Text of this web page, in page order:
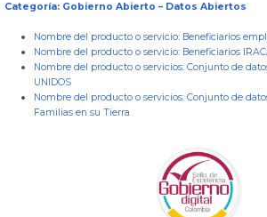
Categoría: Gobierno Abierto – Datos Abiertos
Nombre del producto o servicio: Beneficiarios
Nombre del producto o servicio: Beneficiarios
Nombre del producto o servicios: Conjunto de
UNIDOS
Nombre del producto o servicios: Conjunto de
Familias en su Tierra